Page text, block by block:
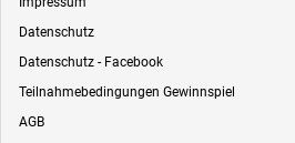
Datenschutz
Datenschutz - Facebook
Teilnahmebedingungen Gewinnspiel
AGB